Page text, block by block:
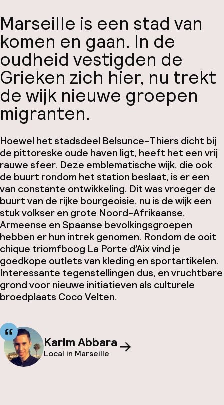
Marseille is een stad van
komen en gaan. In de
oudheid vestigden de
Grieken zich hier, nu trekt
de wijk nieuwe groepen
migranten.
Hoewel het stadsdeel Belsunce-Thiers dicht bij
de pittoreske oude haven ligt, heeft het een vrij
rauwe sfeer. Deze emblematische wijk, die ook
de buurt rondom het station beslaat, is er een
van constante ontwikkeling. Dit was vroeger de
buurt van de rijke bourgeoisie, nu is de wijk een
stuk volkser en grote Noord-Afrikaanse,
Armeense en Spaanse bevolkingsgroepen
hebben er hun intrek genomen. Rondom de ooit
chique triomfboog La Porte d’Aix vind je
goedkope outlets van kleding en sportartikelen.
Interessante tegenstellingen dus, en vruchtbare
grond voor nieuwe initiatieven als culturele
broedplaats Coco Velten.
Karim Abbara
Local in Marseille